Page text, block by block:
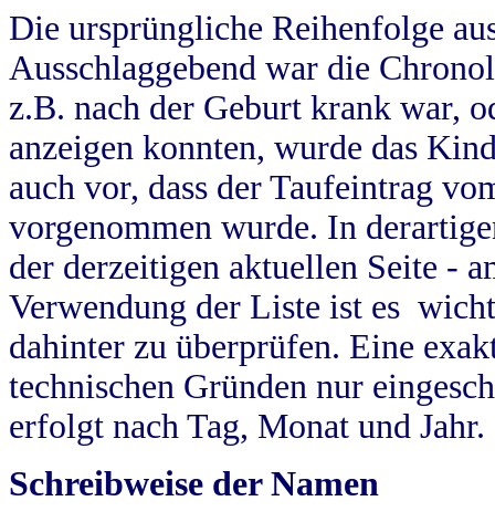
Die ursprüngliche Reihenfolge
Ausschlaggebend war die
z.B. nach der Geburt krank war,
anzeigen konnten, wurde das
auch vor, dass der Taufeintrag
vorgenommen wurde. In
der derzeitigen aktuellen Seite -
Verwendung der Liste ist es
dahinter zu überprüfen. Eine
technischen Gründen nur
erfolgt nach Tag, Monat und Jahr.
Schreibweise der Namen